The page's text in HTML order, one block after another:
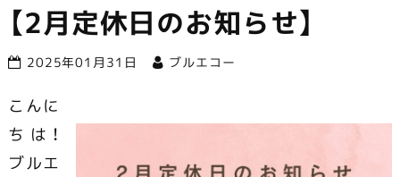
屋市、八代
市で営業中
【2月定休日のお知らせ】
2025年01月31日 ブルエコー
こんに
ちは！
ブルエ